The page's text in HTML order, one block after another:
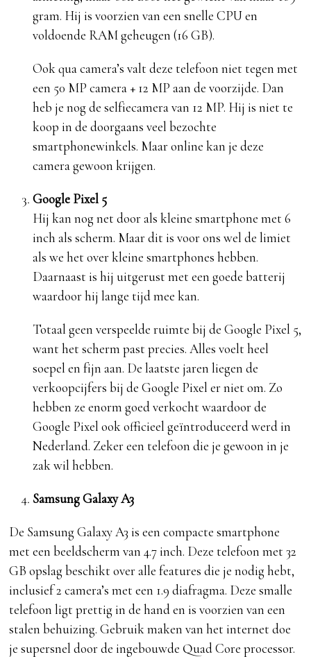
gram. Hij is voorzien van een snelle CPU en
voldoende RAM geheugen (16 GB).
Ook qua camera’s valt deze telefoon niet tegen met
een 50 MP camera + 12 MP aan de voorzijde. Dan
heb je nog de selfiecamera van 12 MP. Hij is niet te
koop in de doorgaans veel bezochte
smartphonewinkels. Maar online kan je deze
camera gewoon krijgen.
Google Pixel 5
Hij kan nog net door als kleine smartphone met 6
inch als scherm. Maar dit is voor ons wel de limiet
als we het over kleine smartphones hebben.
Daarnaast is hij uitgerust met een goede batterij
waardoor hij lange tijd mee kan.
Totaal geen verspeelde ruimte bij de Google Pixel 5,
want het scherm past precies. Alles voelt heel
soepel en fijn aan. De laatste jaren liegen de
verkoopcijfers bij de Google Pixel er niet om. Zo
hebben ze enorm goed verkocht waardoor de
Google Pixel ook officieel geïntroduceerd werd in
Nederland. Zeker een telefoon die je gewoon in je
zak wil hebben.
Samsung Galaxy A3
De Samsung Galaxy A3 is een compacte smartphone
met een beeldscherm van 4.7 inch. Deze telefoon met 32
GB opslag beschikt over alle features die je nodig hebt,
inclusief 2 camera’s met een 1.9 diafragma. Deze smalle
telefoon ligt prettig in de hand en is voorzien van een
stalen behuizing. Gebruik maken van het internet doe
je supersnel door de ingebouwde Quad Core processor.